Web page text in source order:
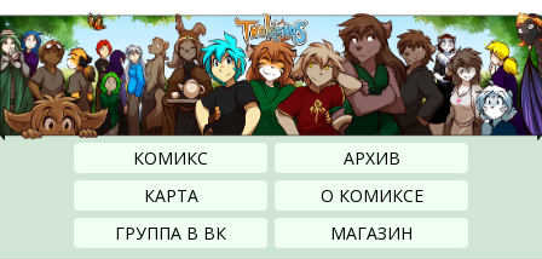
КОМИКС
АРХИВ
КАРТА
О КОМИКСЕ
ГРУППА В ВК
МАГАЗИН